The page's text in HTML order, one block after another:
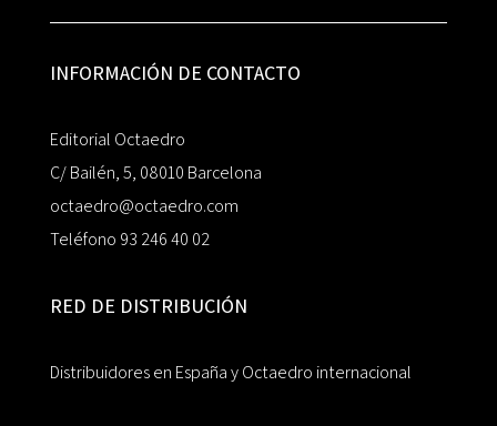
INFORMACIÓN DE CONTACTO
Editorial Octaedro
C/ Bailén, 5, 08010 Barcelona
octaedro@octaedro.com
Teléfono 93 246 40 02
RED DE DISTRIBUCIÓN
Distribuidores en España y Octaedro internacional